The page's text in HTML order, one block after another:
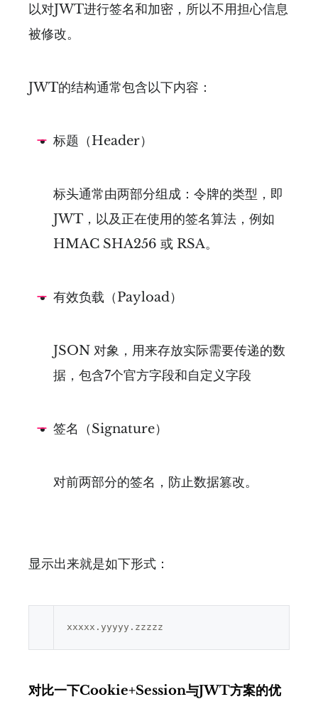
以对JWT进行签名和加密，所以不用担心信息
被修改。
JWT的结构通常包含以下内容：
标题（Header）
标头通常由两部分组成：令牌的类型，即
JWT，以及正在使用的签名算法，例如
HMAC SHA256 或 RSA。
有效负载（Payload）
JSON 对象，用来存放实际需要传递的数
据，包含7个官方字段和自定义字段
签名（Signature）
对前两部分的签名，防止数据篡改。
显示出来就是如下形式：
对比一下Cookie+Session与JWT方案的优